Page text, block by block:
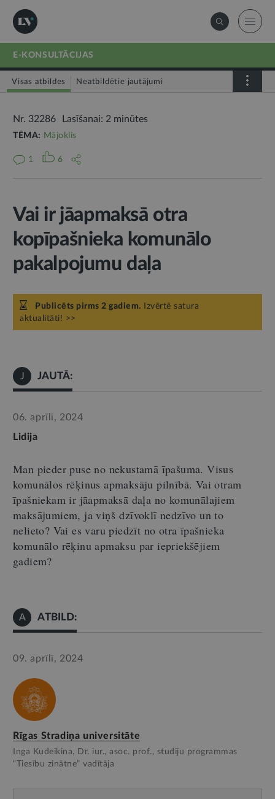
E-KONSULTĀCIJAS
Visas atbildes Neatbildētie jautājumi
Nr. 32286 Lasīšanai: 2 minūtes
TĒMA: Mājoklis
1 6
Vai ir jāapmaksā otra
kopīpašnieka komunālo
pakalpojumu daļa
Publicēts pirms 2 gadiem. Izvērtē satura
aktualitāti! >>
J JAUTĀ:
06. aprīlī, 2024
Lidija
Man pieder puse no nekustamā īpašuma. Visus
komunālos rēķinus apmaksāju pilnībā. Vai otram
īpašniekam ir jāapmaksā daļa no komunālajiem
maksājumiem, ja viņš dzīvoklī nedzīvo un to
nelieto? Vai es varu piedzīt no otra īpašnieka
komunālo rēķinu apmaksu par iepriekšējiem
gadiem?
A ATBILD:
09. aprīlī, 2024
Rīgas Stradiņa universitāte
Inga Kudeikina, Dr. iur., asoc. prof., studiju programmas
“Tiesību zinātne” vadītāja